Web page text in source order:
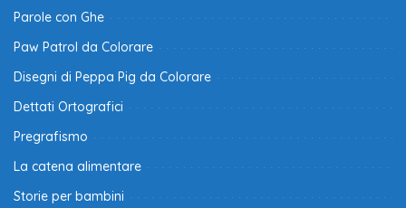
Parole con Ghe
Paw Patrol da Colorare
Disegni di Peppa Pig da Colorare
Dettati Ortografici
Pregrafismo
La catena alimentare
Storie per bambini